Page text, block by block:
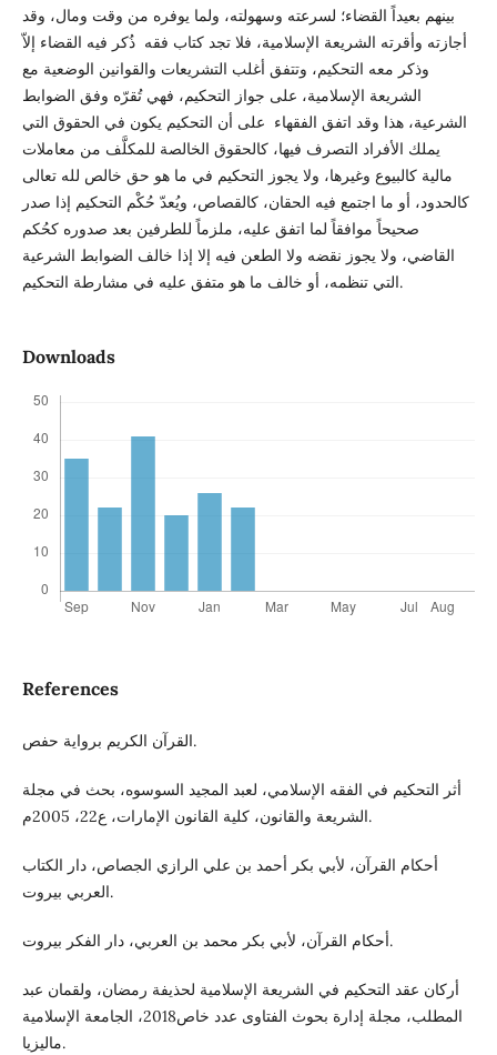
بينهم بعيداً القضاء؛ لسرعته وسهولته، ولما يوفره من وقت ومال، وقد
أجازته وأقرته الشريعة الإسلامية، فلا تجد كتاب فقه ذُكر فيه القضاء إلاّ
وذكر معه التحكيم، وتتفق أغلب التشريعات والقوانين الوضعية مع
الشريعة الإسلامية، على جواز التحكيم، فهي تُقرّه وفق الضوابط
الشرعية، هذا وقد اتفق الفقهاء على أن التحكيم يكون في الحقوق التي
يملك الأفراد التصرف فيها، كالحقوق الخالصة للمكلَّف من معاملات
مالية كالبيوع وغيرها، ولا يجوز التحكيم في ما هو حق خالص لله تعالى
كالحدود، أو ما اجتمع فيه الحقان، كالقصاص، ويُعدّ حُكْم التحكيم إذا صدر
صحيحاً موافقاً لما اتفق عليه، ملزماً للطرفين بعد صدوره كحُكم
القاضي، ولا يجوز نقضه ولا الطعن فيه إلا إذا خالف الضوابط الشرعية
التي تنظمه، أو خالف ما هو متفق عليه في مشارطة التحكيم.
Downloads
References
القرآن الكريم برواية حفص.
أثر التحكيم في الفقه الإسلامي، لعبد المجيد السوسوه، بحث في مجلة
الشريعة والقانون، كلية القانون الإمارات، ع22، 2005م.
أحكام القرآن، لأبي بكر أحمد بن علي الرازي الجصاص، دار الكتاب
العربي بيروت.
أحكام القرآن، لأبي بكر محمد بن العربي، دار الفكر بيروت.
أركان عقد التحكيم في الشريعة الإسلامية لحذيفة رمضان، ولقمان عبد
المطلب، مجلة إدارة بحوث الفتاوى عدد خاص2018، الجامعة الإسلامية
ماليزيا.